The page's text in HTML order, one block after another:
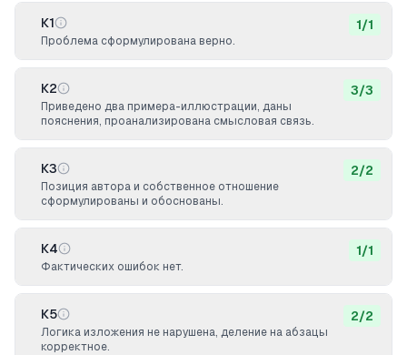
К1
Проблема сформулирована верно.
1/1
К2
Приведено два примера-иллюстрации, даны
пояснения, проанализирована смысловая связь.
3/3
К3
Позиция автора и собственное отношение
сформулированы и обоснованы.
2/2
К4
Фактических ошибок нет.
1/1
К5
Логика изложения не нарушена, деление на абзацы
корректное.
2/2